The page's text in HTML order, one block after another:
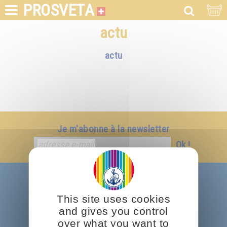
PROSVETA
actu
actu
Je m'abonne à la newsletter
Ok !
A propos
Omraam Mikhaël Aïvanhov
Prosveta international
This site uses cookies
and gives you control
over what you want to